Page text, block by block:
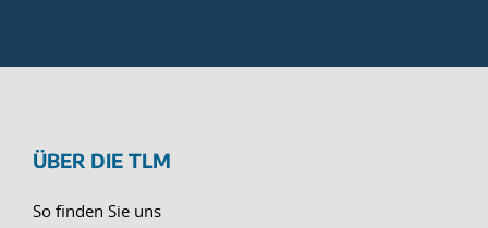
ÜBER DIE TLM
So finden Sie uns